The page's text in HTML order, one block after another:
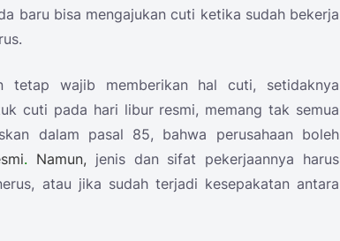
baru bisa mengajukan cuti ketika sudah bekerja
tetap wajib memberikan hal cuti, setidaknya
cuti pada hari libur resmi, memang tak semua
dalam pasal 85, bahwa perusahaan boleh
. Namun, jenis dan sifat pekerjaannya harus
atau jika sudah terjadi kesepakatan antara